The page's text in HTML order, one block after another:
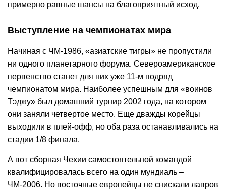
примерно равные шансы на благоприятный исход.
Выступление на чемпионатах мира
Начиная с ЧМ-1986, «азиатские тигры» не пропустили
ни одного планетарного форума. Североамериканское
первенство станет для них уже 11-м подряд
чемпионатом мира. Наиболее успешным для «воинов
Тэджу» был домашний турнир 2002 года, на котором
они заняли четвертое место. Еще дважды корейцы
выходили в плей-офф, но оба раза останавливались на
стадии 1/8 финала.
А вот сборная Чехии самостоятельной командой
квалифицировалась всего на один мундиаль –
ЧМ-2006. Но восточные европейцы не снискали лавров